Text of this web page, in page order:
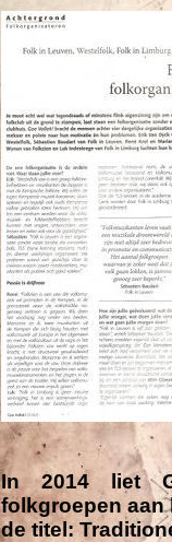
In 2014 liet
folkgroepen aan
de titel: